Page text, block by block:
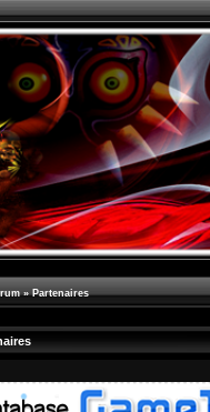
» Partenaires